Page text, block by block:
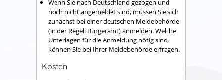
Wenn Sie nach Deutschland gezogen und
noch nicht angemeldet sind, müssen Sie sich
zunächst bei einer deutschen Meldebehörde
(in der Regel: Bürgeramt) anmelden. Welche
Unterlagen für die Anmeldung nötig sind,
können Sie bei Ihrer Meldebehörde erfragen.
Kosten